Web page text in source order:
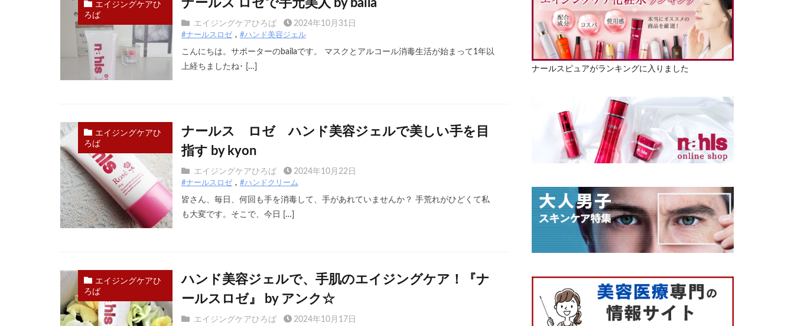
エイジングケアひ
ろば
ナールス ロゼで手元美人 by baila
エイジングケアひろば 2024年10月31日
#ナールスロゼ #ハンド美容ジェル
こんにちは。サポーターのbailaです。 マスクとアルコール消毒生活が始まって1年以
上経ちましたね･ […]
エイジングケアひ
ろば
ナールス ロゼ ハンド美容ジェルで美しい手を目
指す by kyon
エイジングケアひろば 2024年10月22日
#ナールスロゼ #ハンドクリーム
皆さん、毎日、何回も手を消毒して、手があれていませんか？ 手荒れがひどくて私
も大変です。そこで、今日 […]
エイジングケアひ
ろば
ハンド美容ジェルで、手肌のエイジングケア！『ナ
ールスロゼ』 by アンク☆
エイジングケアひろば 2024年10月17日
ナールスピュアがランキングに入りました